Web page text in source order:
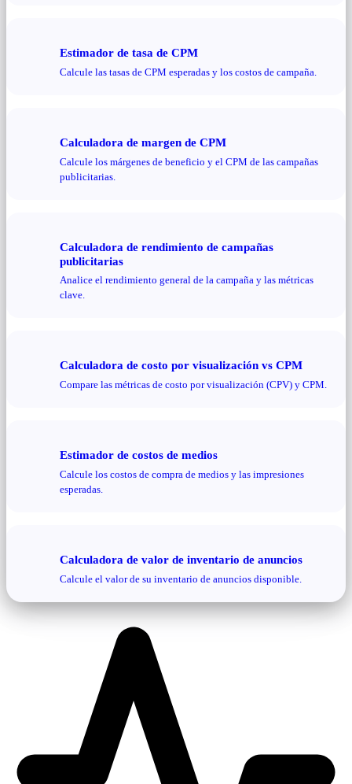
Estimador de tasa de CPM
Calcule las tasas de CPM esperadas y los costos de campaña.
Calculadora de margen de CPM
Calcule los márgenes de beneficio y el CPM de las campañas
publicitarias.
Calculadora de rendimiento de campañas
publicitarias
Analice el rendimiento general de la campaña y las métricas
clave.
Calculadora de costo por visualización vs CPM
Compare las métricas de costo por visualización (CPV) y CPM.
Estimador de costos de medios
Calcule los costos de compra de medios y las impresiones
esperadas.
Calculadora de valor de inventario de anuncios
Calcule el valor de su inventario de anuncios disponible.